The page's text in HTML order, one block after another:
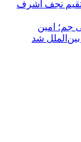
نجف اشرف
جم؛ امین
شد